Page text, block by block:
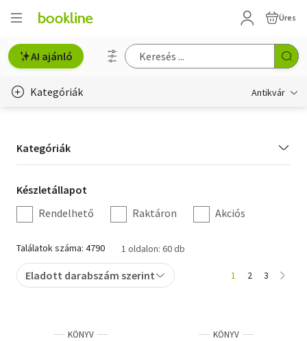
Üres
AI ajánló
Kategóriák Antikvár
Régi képeslap
Életmód, egészség
Erotika
Gyermek- és ifjúsági
Hobbi, szabadidő
Kategória
szűrés
Kategóriák
Készletállapot
szűrés
Készletállapot
Rendelhető
Raktáron Akciós
Találatok száma: 4790 1 oldalon: 60 db
Eladott darabszám szerint 1 2 3
KÖNYV KÖNYV